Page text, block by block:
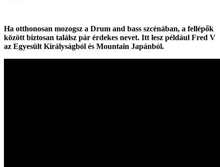
Ha otthonosan mozogsz a Drum and bass szcénában, a fellépők
között biztosan találsz pár érdekes nevet. Itt lesz például Fred V
az Egyesült Királyságból és Mountain Japánból.